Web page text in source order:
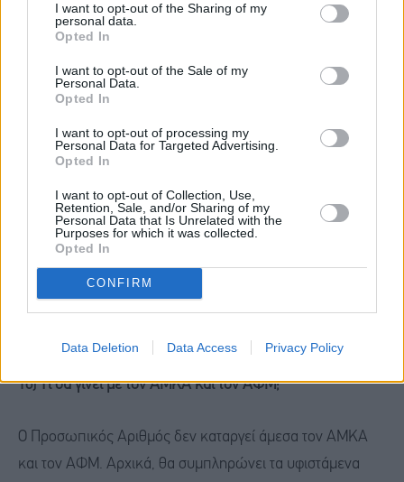
I want to opt-out of the Sharing of my
personal data.
Opted In
I want to opt-out of the Sale of my
Personal Data.
Opted In
I want to opt-out of processing my
Personal Data for Targeted Advertising.
Opted In
I want to opt-out of Collection, Use,
Retention, Sale, and/or Sharing of my
Personal Data that Is Unrelated with the
Purposes for which it was collected.
Opted In
CONFIRM
Data Deletion Data Access Privacy Policy
9) Προβλήματα και διορθώσεις
Η καθιέρωση του Προσωπικού Αριθμού αναμένεται να
επιλύσει πολλά προβλήματα που υπάρχουν στα επίσημα
εκατομμύρια πολίτες θα επωφεληθούν από τουλάχιστον
μία διόρθωση στα στοιχεία τους, ενώ χιλιάδες πολίτες
έχουν πολλαπλές εγγραφές σε τουλάχιστον ένα μητρώο.
Μέσω της εφαρμογής myInfo, οι πολίτες θα μπορούν να
επιβεβαιώσουν τα προσωπικά τους στοιχεία και να
10) Τι θα γίνει με τον ΑΜΚΑ και τον ΑΦΜ;
Ο Προσωπικός Αριθμός δεν καταργεί άμεσα τον ΑΜΚΑ
και τον ΑΦΜ. Αρχικά, θα συμπληρώνει τα υφιστάμενα